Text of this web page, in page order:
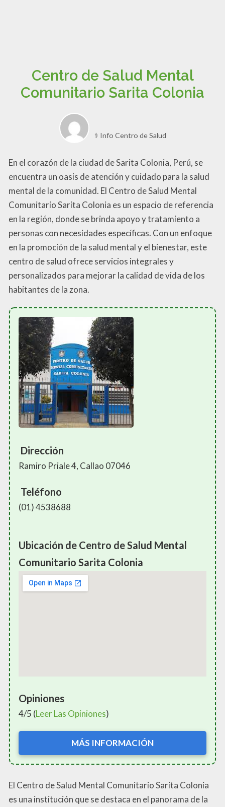
Centro de Salud Mental
Comunitario Sarita Colonia
⚕️ Info Centro de Salud
En el corazón de la ciudad de Sarita Colonia, Perú, se
encuentra un oasis de atención y cuidado para la salud
mental de la comunidad. El Centro de Salud Mental
Comunitario Sarita Colonia es un espacio de referencia
en la región, donde se brinda apoyo y tratamiento a
personas con necesidades específicas. Con un enfoque
en la promoción de la salud mental y el bienestar, este
centro de salud ofrece servicios integrales y
personalizados para mejorar la calidad de vida de los
habitantes de la zona.
Dirección
Ramiro Priale 4, Callao 07046
Teléfono
(01) 4538688
Ubicación de Centro de Salud Mental
Comunitario Sarita Colonia
Opiniones
4/5 (Leer Las Opiniones)
MÁS INFORMACIÓN
El Centro de Salud Mental Comunitario Sarita Colonia
es una institución que se destaca en el panorama de la